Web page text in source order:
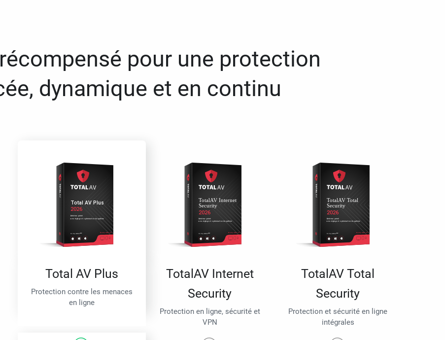
pour une protection
dynamique et en continu
Total AV Plus
Protection contre les menaces
en ligne
TotalAV Internet
Security
Protection en ligne, sécurité et
VPN
TotalAV Total
Security
Protection et sécurité en ligne
intégrales